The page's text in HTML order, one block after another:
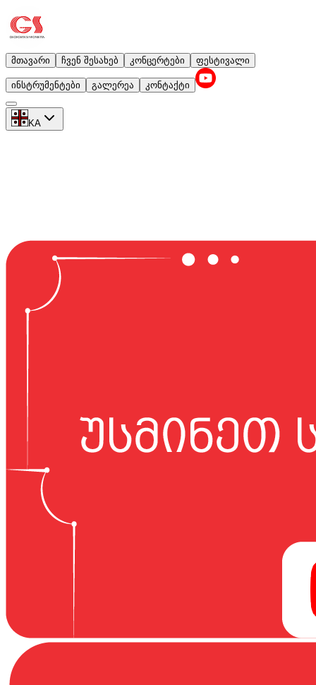
მთავარი ჩვენ შესახებ კონცერტები ფესტივალი
ინსტრუმენტები გალერეა კონტაქტი
KA